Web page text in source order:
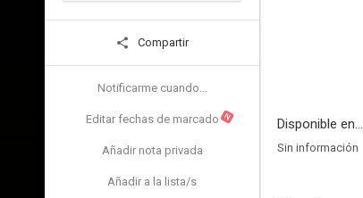
Compartir
Notificarme cuando...
Editar fechas de marcado N
Añadir nota privada
Añadir a la lista/s
Disponible en...
Sin información